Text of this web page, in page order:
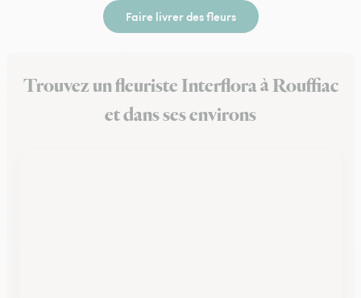
Faire livrer des fleurs
Trouvez un fleuriste Interflora à Rouffiac
et dans ses environs